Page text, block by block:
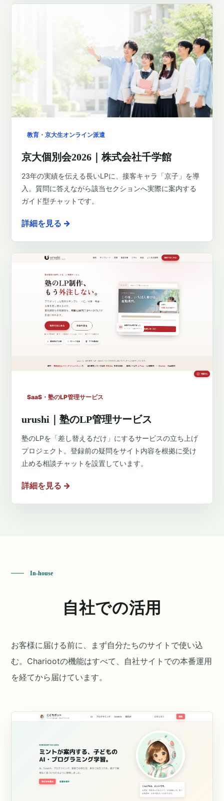
教育・京大生オンライン派遣
京大個別会2026｜株式会社千学館
23年の実績を伝える長いLPに、接客キャラ「京子」を導
入。質問に答えながら該当セクションへ実際に案内する
ガイド型チャットです。
詳細を見る →
SaaS・塾のLP管理サービス
urushi｜塾のLP管理サービス
塾のLPを「差し替えるだけ」にするサービスの立ち上げ
プロジェクト。登録前の疑問をサイト内容を根拠に受け
止める相談チャットを設置しています。
詳細を見る →
In-house
自社での活用
お客様に届ける前に、まず自分たちのサイトで使い込
む。Chariootの機能はすべて、自社サイトでの本番運用
を経てから届けています。